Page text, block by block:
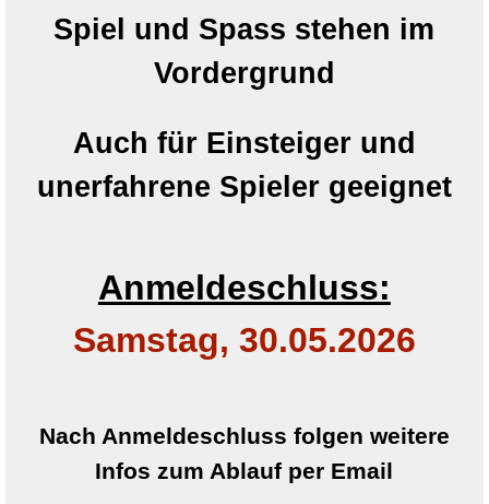
Spiel und Spass stehen im
Vordergrund
Auch für Einsteiger und
unerfahrene Spieler geeignet
Anmeldeschluss:
Samstag, 30.05.2026
Nach Anmeldeschluss folgen weitere
Infos zum Ablauf per Email